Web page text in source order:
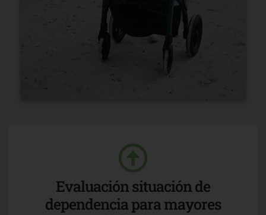
Evaluación situación de
dependencia para mayores